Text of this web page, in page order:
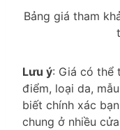
Bảng giá tham
Lưu ý: Giá có thể
điểm, loại da,
biết chính xác
chung ở nhiều